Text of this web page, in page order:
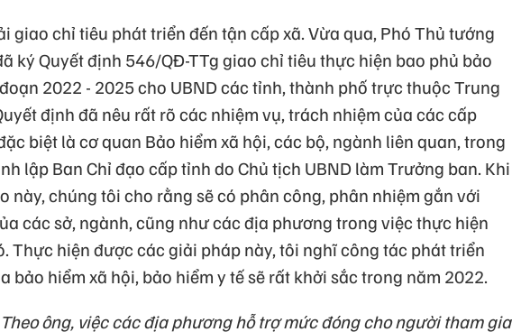
giao chỉ tiêu phát triển đến tận cấp xã. Vừa qua, Phó Thủ tướng
ký Quyết định 546/QĐ-TTg giao chỉ tiêu thực hiện bao phủ bảo
2022 - 2025 cho UBND các tỉnh, thành phố trực thuộc Trung
định đã nêu rất rõ các nhiệm vụ, trách nhiệm của các cấp
biệt là cơ quan Bảo hiểm xã hội, các bộ, ngành liên quan, trong
lập Ban Chỉ đạo cấp tỉnh do Chủ tịch UBND làm Trưởng ban. Khi
này, chúng tôi cho rằng sẽ có phân công, phân nhiệm gắn với
các sở, ngành, cũng như các địa phương trong việc thực hiện
Thực hiện được các giải pháp này, tôi nghĩ công tác phát triển
bảo hiểm xã hội, bảo hiểm y tế sẽ rất khởi sắc trong năm 2022.
Theo ông, việc các địa phương hỗ trợ mức đóng cho người tham gia